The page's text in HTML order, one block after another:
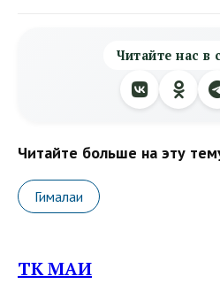
Читайте нас в
Читайте больше на эту
Гималаи
ТК МАИ